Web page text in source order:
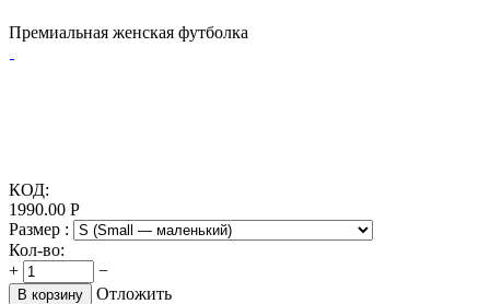
Премиальная женская футболка
КОД:
1990.00 Р
Размер :
Кол-во:
+
−
В корзину Отложить